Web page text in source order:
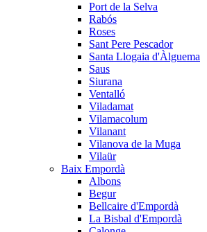
Port de la Selva
Rabós
Roses
Sant Pere Pescador
Santa Llogaia d'Àlguema
Saus
Siurana
Ventalló
Viladamat
Vilamacolum
Vilanant
Vilanova de la Muga
Vilaür
Baix Empordà
Albons
Begur
Bellcaire d'Empordà
La Bisbal d'Empordà